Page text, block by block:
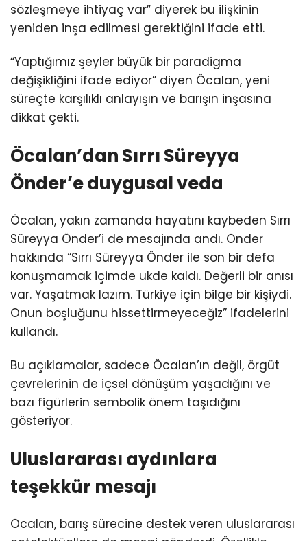
sözleşmeye ihtiyaç var” diyerek bu ilişkinin
yeniden inşa edilmesi gerektiğini ifade etti.
“Yaptığımız şeyler büyük bir paradigma
değişikliğini ifade ediyor” diyen Öcalan, yeni
süreçte karşılıklı anlayışın ve barışın inşasına
dikkat çekti.
Öcalan’dan Sırrı Süreyya
Önder’e duygusal veda
Öcalan, yakın zamanda hayatını kaybeden Sırrı
Süreyya Önder’i de mesajında andı. Önder
hakkında “Sırrı Süreyya Önder ile son bir defa
konuşmamak içimde ukde kaldı. Değerli bir anısı
var. Yaşatmak lazım. Türkiye için bilge bir kişiydi.
Onun boşluğunu hissettirmeyeceğiz” ifadelerini
kullandı.
Bu açıklamalar, sadece Öcalan’ın değil, örgüt
çevrelerinin de içsel dönüşüm yaşadığını ve
bazı figürlerin sembolik önem taşıdığını
gösteriyor.
Uluslararası aydınlara
teşekkür mesajı
Öcalan, barış sürecine destek veren uluslararası